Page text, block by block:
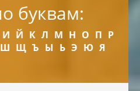
буквам:
И Й К Л М Н О П Р
Ш Щ Ъ Ы Ь Э Ю Я